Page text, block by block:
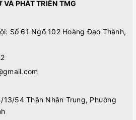
PHÁT TRIỂN TMG
Số 61 Ngõ 102 Hoàng Đạo Thành,
13/54 Thân Nhân Trung, Phường